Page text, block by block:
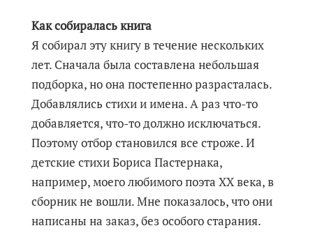
Как собиралась книга
Я собирал эту книгу в течение нескольких
лет. Сначала была составлена небольшая
подборка, но она постепенно разрасталась.
Добавлялись стихи и имена. А раз что-то
добавляется, что-то должно исключаться.
Поэтому отбор становился все строже. И
детские стихи Бориса Пастернака,
например, моего любимого поэта ХХ века, в
сборник не вошли. Мне показалось, что они
написаны на заказ, без особого старания.